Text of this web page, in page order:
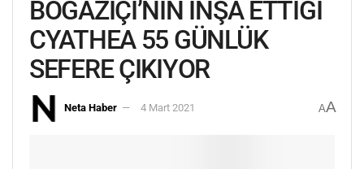
BOĞAZİÇİ’NİN İNŞA ETTİĞİ
CYATHEA 55 GÜNLÜK
SEFERE ÇIKIYOR
Neta Haber 4 Mart 2021 AA